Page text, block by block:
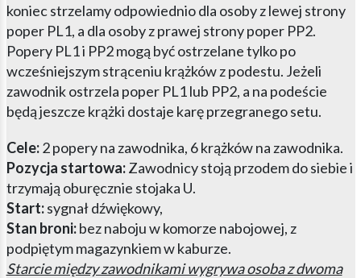
koniec strzelamy odpowiednio dla osoby z lewej strony
poper PL1, a dla osoby z prawej strony poper PP2.
Popery PL1 i PP2 mogą być ostrzelane tylko po
wcześniejszym strąceniu krążków z podestu. Jeżeli
zawodnik ostrzela poper PL1 lub PP2, a na podeście
będą jeszcze krążki dostaje karę przegranego setu.
Cele:2 popery na zawodnika, 6 krążków na zawodnika.
Pozycja startowa:Zawodnicy stoją przodem do siebie i
trzymają oburęcznie stojaka U.
Start:sygnał dźwiękowy,
Stan broni:bez naboju w komorze nabojowej, z
podpiętym magazynkiem w kaburze.
Starcie między zawodnikami wygrywa osoba z dwoma